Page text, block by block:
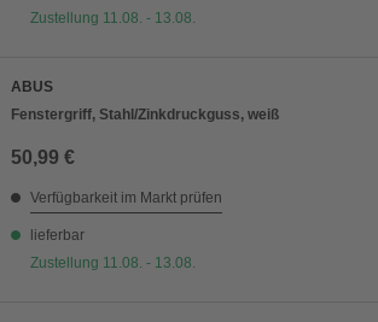
Zustellung 11.08. - 13.08.
ABUS
Fenstergriff, Stahl/Zinkdruckguss, weiß
50,99 €
Verfügbarkeit im Markt prüfen
lieferbar
Zustellung 11.08. - 13.08.